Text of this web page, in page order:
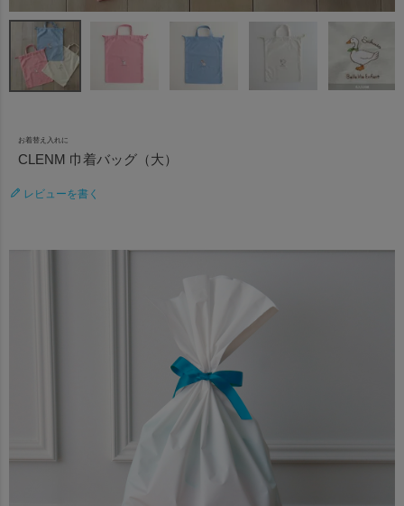
お着替え入れに
CLENM 巾着バッグ（大）
レビューを書く